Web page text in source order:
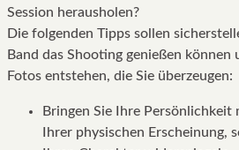
Session herausholen?
Die folgenden Tipps sollen
Band das Shooting genießen können
Fotos entstehen, die Sie überzeugen:
Bringen Sie Ihre Persönlichkeit
Ihrer physischen Erscheinung,